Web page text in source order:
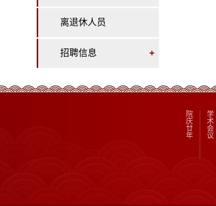
离退休人员
招聘信息 +
院
庆
廿
年
学
术
会
议